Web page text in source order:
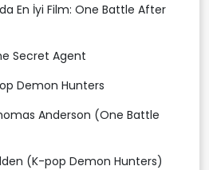
En İyi Film: One Battle After
Secret Agent
Demon Hunters
Anderson (One Battle
(K-pop Demon Hunters)